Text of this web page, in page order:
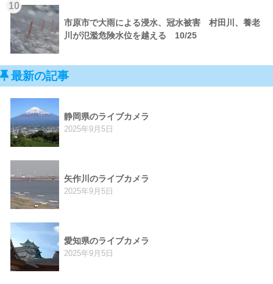
10
市原市で大雨による浸水、冠水被害 村田川、養老
川が氾濫危険水位を越える 10/25
最新の記事
静岡県のライブカメラ
2025年9月5日
矢作川のライブカメラ
2025年9月5日
愛知県のライブカメラ
2025年9月5日